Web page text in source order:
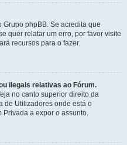
Grupo phpBB. Se acredita que
quer relatar um erro, por favor visite
recursos para o fazer.
ilegais relativas ao Fórum.
no canto superior direito da
de Utilizadores onde está o
Privada a expor o assunto.